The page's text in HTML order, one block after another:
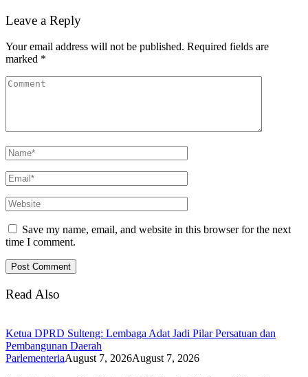
Leave a Reply
Your email address will not be published. Required fields are
marked *
Save my name, email, and website in this browser for the next
time I comment.
Read Also
Ketua DPRD Sulteng: Lembaga Adat Jadi Pilar Persatuan dan
Pembangunan Daerah
ParlementeriaAugust 7, 2026August 7, 2026